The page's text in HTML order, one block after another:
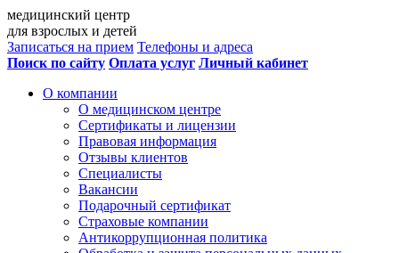
медицинский центр
для взрослых и детей
Записаться на прием Телефоны и адреса
Поиск по сайту Оплата услуг Личный кабинет
О компании
О медицинском центре
Сертификаты и лицензии
Правовая информация
Отзывы клиентов
Специалисты
Вакансии
Подарочный сертификат
Страховые компании
Антикоррупционная политика